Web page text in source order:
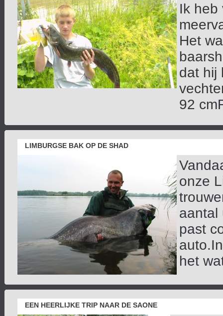
Ik heb
Het
dat hij
92
LIMBURGSE BAK OP DE SHAD
onze
aantal
past
het
EEN HEERLIJKE TRIP NAAR DE SAONE